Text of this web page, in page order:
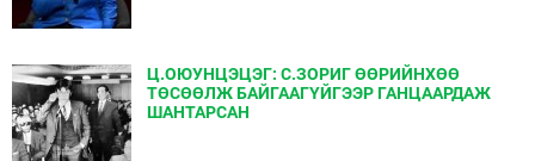
Ц.ОЮУНЦЭЦЭГ: С.ЗОРИГ ӨӨРИЙНХӨӨ
ТӨСӨӨЛЖ БАЙГААГҮЙГЭЭР ГАНЦААРДАЖ
ШАНТАРСАН